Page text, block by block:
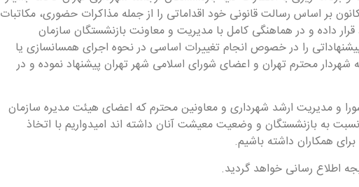
بر اساس رسالت قانونی خود اقداماتی را از جمله مذاکرات حضوری، مکاتبات
قرار داده و در هماهنگی کامل با مدیریت و معاونت بازنشستگان سازمان
را در خصوص انجام تغییرات اساسی در نحوه اجرای همسانسازی یا
محترم تهران و اعضای شورای اسلامی شهر تهران پیشنهاد نموده و در
و مدیریت ارشد شهرداری و معاونین محترم که اعضای هیئت مدیره سازمان
به بازنشستگان و وضعیت معیشت آنان داشته اند امیدواریم با اتخاذ
همکاران داشته باشیم.
رسانی خواهد گردید.